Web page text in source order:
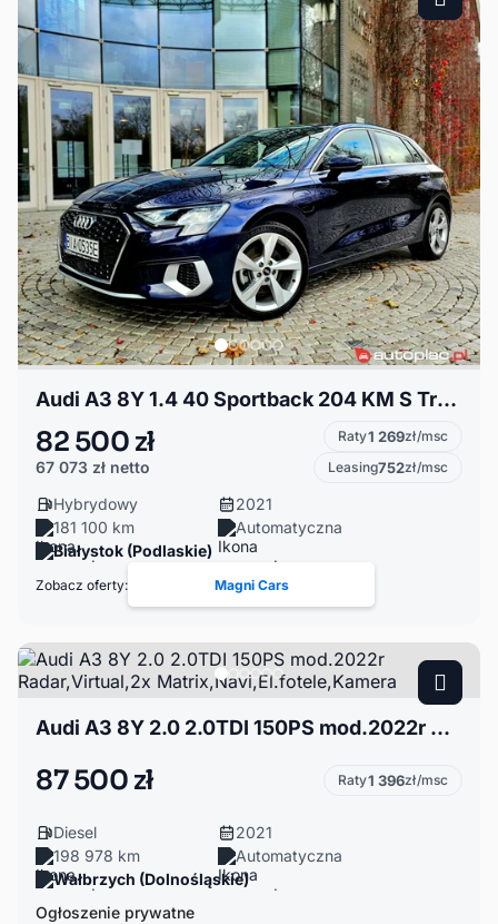
Audi A3 8Y 1.4 40 Sportback 204 KM S Tronic PHEV Hybrid FV23%
82 500 zł
67 073 zł netto
Raty1 269zł/msc
Leasing752zł/msc
Hybrydowy
2021
181 100 km
Automatyczna
Białystok (Podlaskie)
Zobacz oferty: Magni Cars
Audi A3 8Y 2.0 2.0TDI 150PS mod.2022r Radar,Virtual,2x Matrix,Navi,El.fotele,Kamera
87 500 zł Raty1 396zł/msc
Diesel
2021
198 978 km
Automatyczna
Wałbrzych (Dolnośląskie)
Ogłoszenie prywatne